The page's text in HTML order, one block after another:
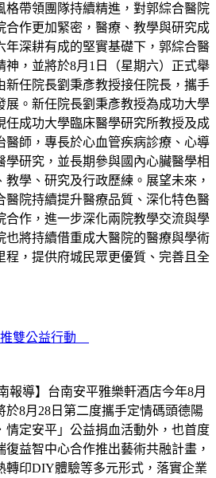
格帶領團隊持續精進，對郭綜合醫院
合作更加緊密，醫療、教學與研究成
年深耕有成的堅實基礎下，郭綜合醫
神，並將於8月1日（星期六）正式舉
新任院長劉秉彥教授接任院長，攜手
展。新任院長劉秉彥教授為成功大學
任成功大學臨床醫學研究所教授及成
醫師，專長於心血管疾病診療、心導
學研究，並長期參與國內心臟醫學相
教學、研究及行政歷練。展望未來，
醫院持續提升醫療品質、深化特色醫
合作，進一步深化兩院教學交流與學
也將持續借重成大醫院的醫療與學術
程，提供府城民眾更優質、完善且全
推雙公益行動
報導】台南安平雅樂軒酒店今年8月
於8月28日第二度攜手定情碼頭德陽
情定安平」公益捐血活動外，也首度
益智中心合作推出藝術共融計畫，
轉印DIY體驗等多元形式，落實企業